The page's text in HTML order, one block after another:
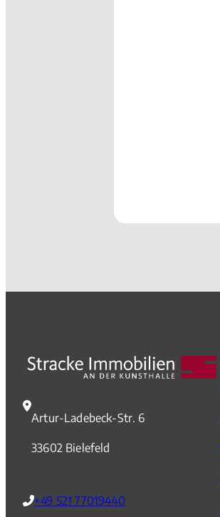
Artur-Ladebeck-Str. 6
33602 Bielefeld
+49 521 77019440